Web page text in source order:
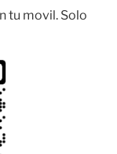
tu movil. Solo